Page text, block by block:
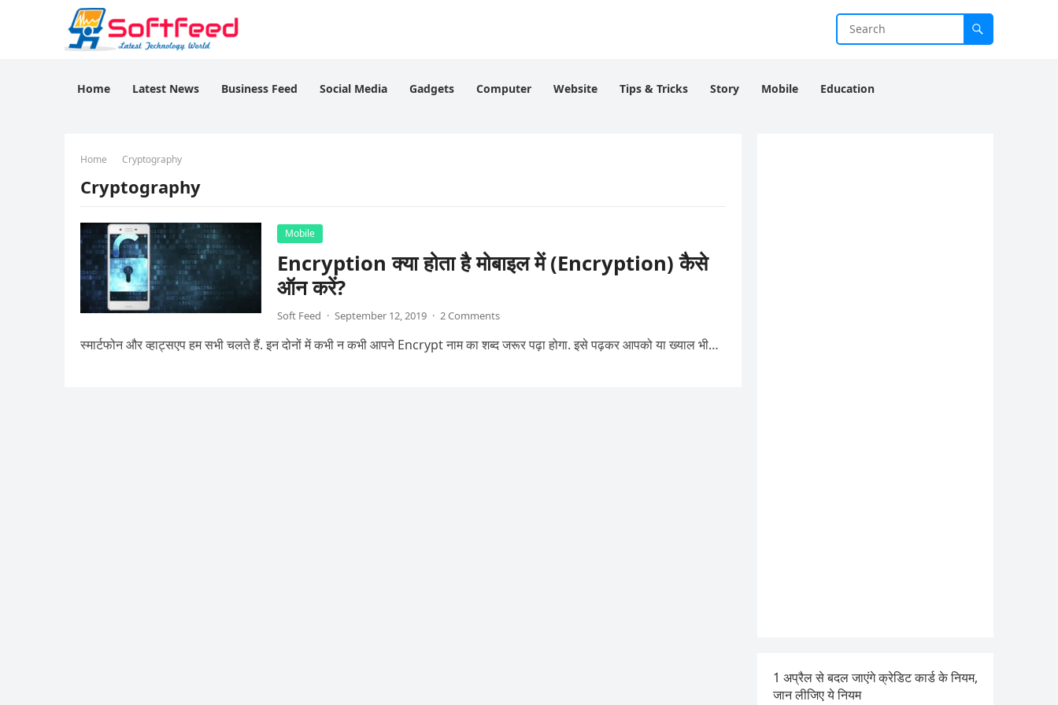
Home Latest News Business Feed Social Media Gadgets Computer Website Tips & Tricks Story Mobile Education
Home Cryptography
Cryptography
Mobile
Encryption क्या होता है मोबाइल में (Encryption) कैसे
ऑन करें?
Soft Feed · September 12, 2019 · 2 Comments
स्मार्टफोन और व्हाट्सएप हम सभी चलते हैं. इन दोनों में कभी न कभी आपने Encrypt नाम का शब्द जरूर पढ़ा होगा. इसे पढ़कर आपको या ख्याल भी…
1 अप्रैल से बदल जाएंगे क्रेडिट कार्ड के नियम,
जान लीजिए ये नियम